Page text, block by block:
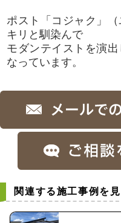
ポスト「コジャク」
キリと馴染んで
モダンテイストを演
なっています。
関連する施工事例を見